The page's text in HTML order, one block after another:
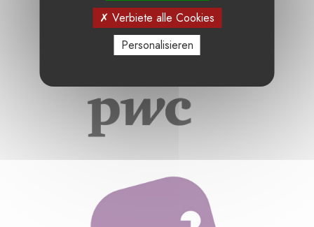
Verbiete alle Cookies
Personalisieren